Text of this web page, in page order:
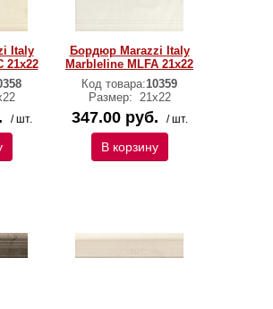
Italy
21х22
/ шт.
Бордюр Marazzi Italy
Marbleline MLFA 21х22
Код товара:10359
Размер: 21х22
347.00 руб. / шт.
В корзину